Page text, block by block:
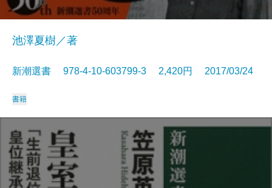
池澤夏樹／著
新潮選書 978-4-10-603799-3 2,420円 2017/03/24
書籍